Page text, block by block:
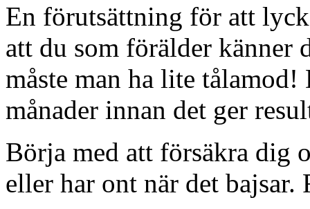
En förutsättning för att
att du som förälder känner
måste man ha lite
månader innan det ger
Börja med att försäkra dig
eller har ont när det